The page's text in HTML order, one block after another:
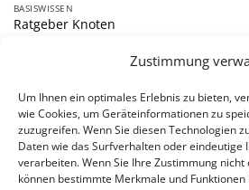
Zustimmung
Um Ihnen ein optimales Erlebnis zu bieten,
wie Cookies, um Geräteinformationen zu
zuzugreifen. Wenn Sie diesen Technologien
Daten wie das Surfverhalten oder eindeutige
verarbeiten. Wenn Sie Ihre Zustimmung
können bestimmte Merkmale und
BASISWISSEN
Ratgeber Knoten